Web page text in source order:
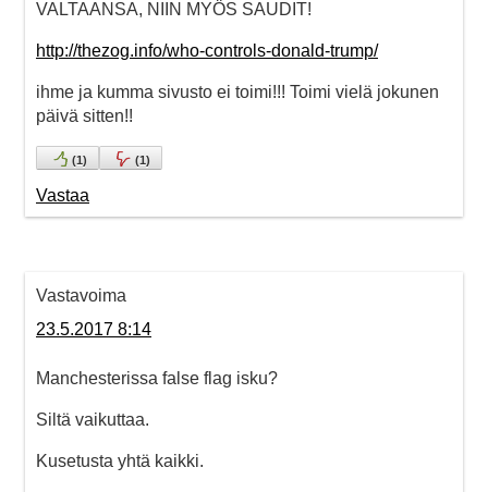
VALTAANSA, NIIN MYÖS SAUDIT!
http://thezog.info/who-controls-donald-trump/
ihme ja kumma sivusto ei toimi!!! Toimi vielä jokunen
päivä sitten!!
(1) (1)
Vastaa
Vastavoima
23.5.2017 8:14
Manchesterissa false flag isku?
Siltä vaikuttaa.
Kusetusta yhtä kaikki.